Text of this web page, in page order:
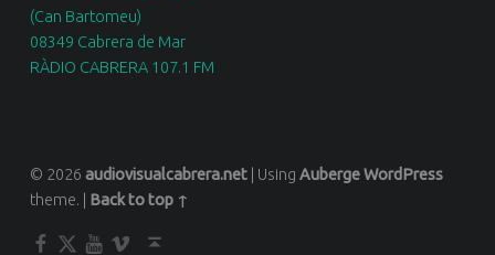
(Can Bartomeu)
08349 Cabrera de Mar
RÀDIO CABRERA 107.1 FM
© 2026 audiovisualcabrera.net | Using AubergeWordPress
theme. | Back to top ↑
Facebook
TwitterYouTube
Vimeo